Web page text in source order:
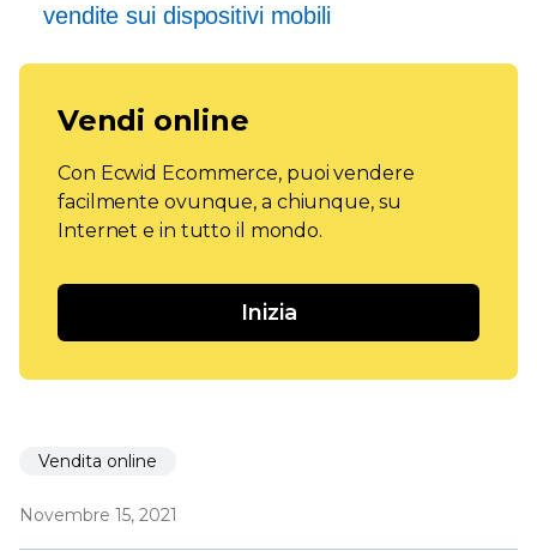
vendite sui dispositivi mobili
Vendi online
Con Ecwid Ecommerce, puoi vendere
facilmente ovunque, a chiunque, su
Internet e in tutto il mondo.
Inizia
Vendita online
Novembre 15, 2021